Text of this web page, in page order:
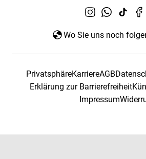
Wo Sie uns noch
PrivatsphäreKarriereAGB
Erklärung zur Barrierefreiheit
Impressum